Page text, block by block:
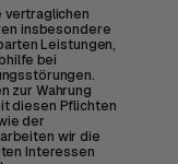
vertraglichen
insbesondere
Leistungen,
bei
zur Wahrung
diesen Pflichten
der
wir die
Interessen